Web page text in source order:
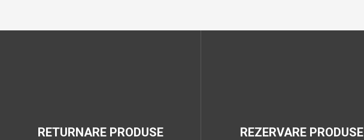
RETURNARE PRODUSE REZERVARE PRODUSE